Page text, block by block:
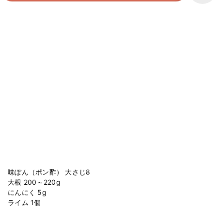
味ぽん（ポン酢） 大さじ8
大根 200～220g
にんにく 5g
ライム 1個